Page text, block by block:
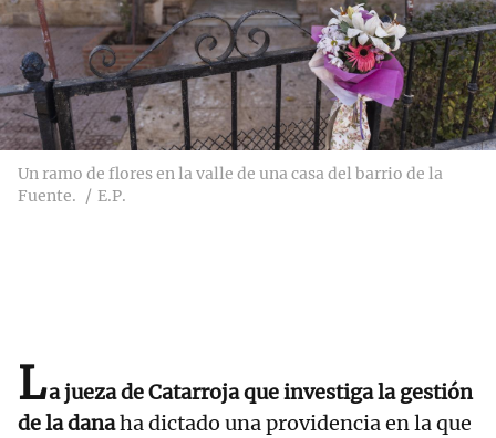
Un ramo de flores en la valle de una casa del barrio de la
Fuente.
E.P.
La jueza de Catarroja que investiga la gestión
de la danaha dictado una providencia en la que